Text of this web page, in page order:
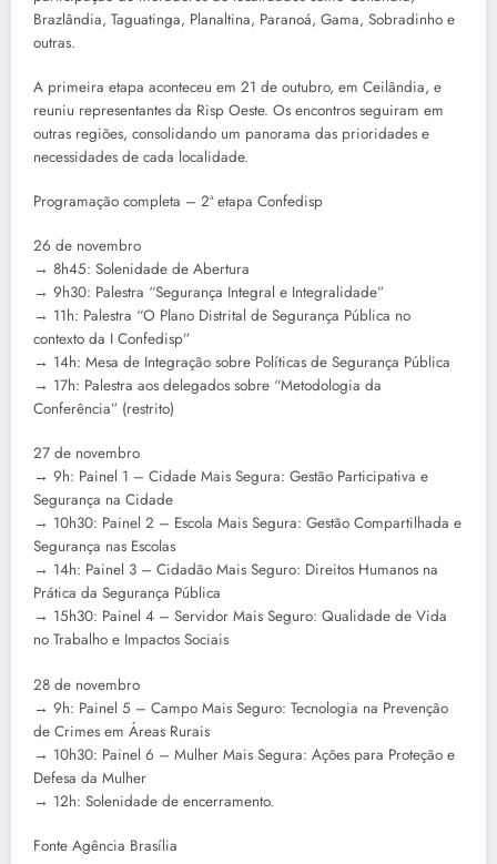
Brazlândia, Taguatinga, Planaltina, Paranoá, Gama, Sobradinho e
outras.
A primeira etapa aconteceu em 21 de outubro, em Ceilândia, e
reuniu representantes da Risp Oeste. Os encontros seguiram em
outras regiões, consolidando um panorama das prioridades e
necessidades de cada localidade.
Programação completa – 2ª etapa Confedisp
26 de novembro
→ 8h45: Solenidade de Abertura
→ 9h30: Palestra “Segurança Integral e Integralidade”
→ 11h: Palestra “O Plano Distrital de Segurança Pública no
contexto da I Confedisp”
→ 14h: Mesa de Integração sobre Políticas de Segurança Pública
→ 17h: Palestra aos delegados sobre “Metodologia da
Conferência” (restrito)
27 de novembro
→ 9h: Painel 1 – Cidade Mais Segura: Gestão Participativa e
Segurança na Cidade
→ 10h30: Painel 2 – Escola Mais Segura: Gestão Compartilhada e
Segurança nas Escolas
→ 14h: Painel 3 – Cidadão Mais Seguro: Direitos Humanos na
Prática da Segurança Pública
→ 15h30: Painel 4 – Servidor Mais Seguro: Qualidade de Vida
no Trabalho e Impactos Sociais
28 de novembro
→ 9h: Painel 5 – Campo Mais Seguro: Tecnologia na Prevenção
de Crimes em Áreas Rurais
→ 10h30: Painel 6 – Mulher Mais Segura: Ações para Proteção e
Defesa da Mulher
→ 12h: Solenidade de encerramento.
Fonte Agência Brasília